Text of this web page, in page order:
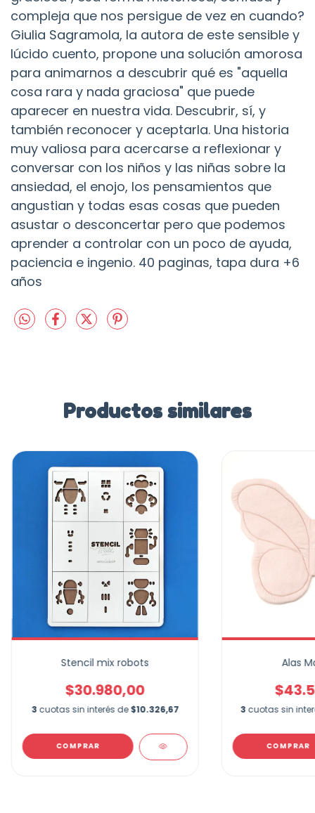
compleja que nos persigue de vez en cuando?
Giulia Sagramola, la autora de este sensible y
lúcido cuento, propone una solución amorosa
para animarnos a descubrir qué es "aquella
cosa rara y nada graciosa" que puede
aparecer en nuestra vida. Descubrir, sí, y
también reconocer y aceptarla. Una historia
muy valiosa para acercarse a reflexionar y
conversar con los niños y las niñas sobre la
ansiedad, el enojo, los pensamientos que
angustian y todas esas cosas que pueden
asustar o desconcertar pero que podemos
aprender a controlar con un poco de ayuda,
paciencia e ingenio. 40 paginas, tapa dura +6
años
Productos similares
Stencil mix robots
$30.980,00
3 cuotas sin interés de$10.326,67
Alas
3 cuotas sin